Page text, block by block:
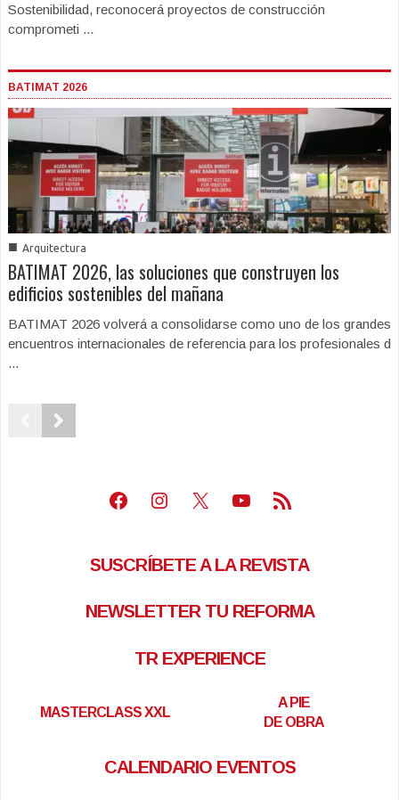
Sostenibilidad, reconocerá proyectos de construcción
comprometi ...
BATIMAT 2026
■ Arquitectura
BATIMAT 2026, las soluciones que construyen los
edificios sostenibles del mañana
BATIMAT 2026 volverá a consolidarse como uno de los grandes
encuentros internacionales de referencia para los profesionales d
...
Facebook
Instagram
X Youtube
Feed RSS
SUSCRÍBETE A LA REVISTA
NEWSLETTER TU REFORMA
TR EXPERIENCE
MASTERCLASS XXL
A PIE
DE OBRA
CALENDARIO EVENTOS